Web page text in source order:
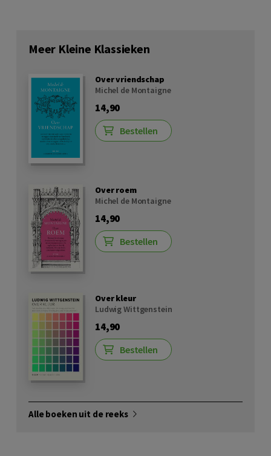
Meer Kleine Klassieken
Over vriendschap
Michel de Montaigne
14,90
Bestellen
Over roem
Michel de Montaigne
14,90
Bestellen
Over kleur
Ludwig Wittgenstein
14,90
Bestellen
Alle boeken uit de reeks